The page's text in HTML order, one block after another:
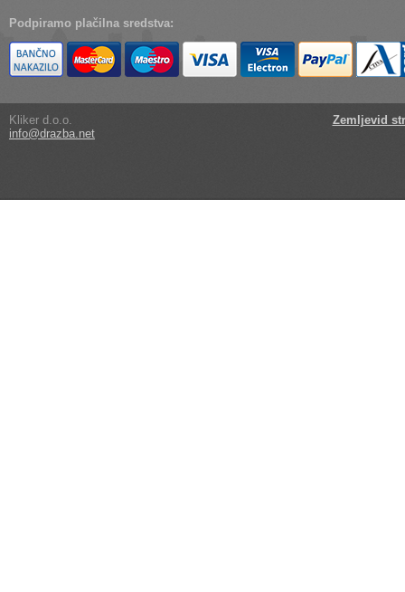
Podpiramo plačilna sredstva:
Kliker d.o.o.
info@drazba.net
Zemljevid